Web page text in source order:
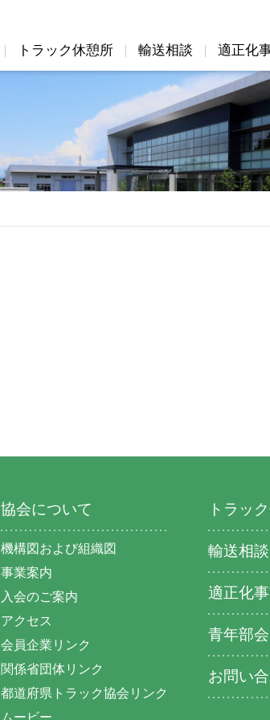
機構図および組織図
事業案内
入会のご案内
アク
会員
関係
トラック休憩所 輸送相談 適正化
適正化事業実施機関
会員専用ペー
協会について
機構図および組織図
事業案内
入会のご案内
アクセス
会員企業リンク
関係省団体リンク
都道府県トラック協会リンク
ムービー
トラッ
輸送相談
適正化
青年部会
お問い